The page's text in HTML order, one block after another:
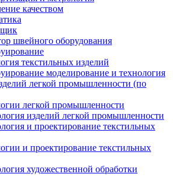
качеством
швейного оборудования
текстильных изделий
моделирование и технология
легкой промышленности (по
легкой промышленности
изделий легкой промышленности
и проектирование текстильных
и проектирование текстильных
художественной обработки